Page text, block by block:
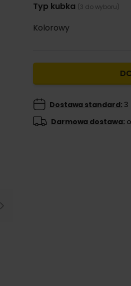
Next
Typ kubka (3 do wyboru)
Kolorowy
Dostawa standard: 3
Darmowa dostawa: